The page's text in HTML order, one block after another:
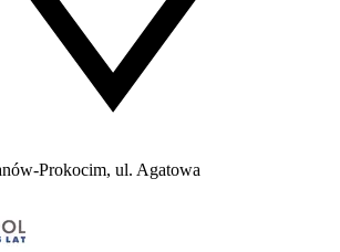
Prokocim, ul. Agatowa